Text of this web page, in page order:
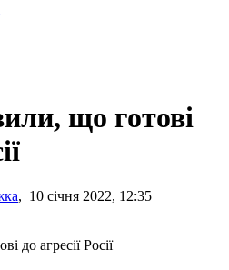
що готові
, 10 січня 2022, 12:35